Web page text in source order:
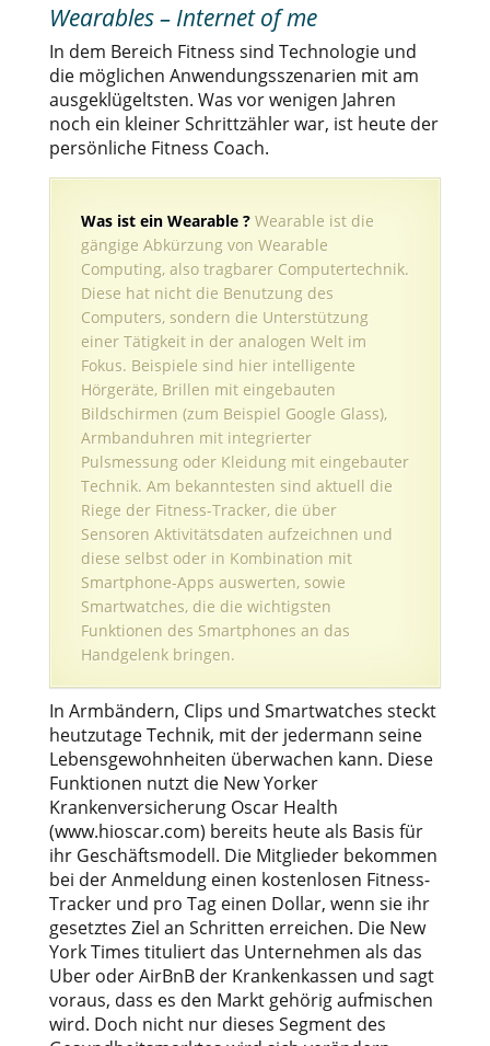
Wearables – Internet of me
In dem Bereich Fitness sind Technologie und
die möglichen Anwendungsszenarien mit am
ausgeklügeltsten. Was vor wenigen Jahren
noch ein kleiner Schrittzähler war, ist heute der
persönliche Fitness Coach.
Was ist ein Wearable ?Wearable ist die
gängige Abkürzung von Wearable
Computing, also tragbarer Computertechnik.
Diese hat nicht die Benutzung des
Computers, sondern die Unterstützung
einer Tätigkeit in der analogen Welt im
Fokus. Beispiele sind hier intelligente
Hörgeräte, Brillen mit eingebauten
Bildschirmen (zum Beispiel Google Glass),
Armbanduhren mit integrierter
Pulsmessung oder Kleidung mit eingebauter
Technik. Am bekanntesten sind aktuell die
Riege der Fitness-Tracker, die über
Sensoren Aktivitätsdaten aufzeichnen und
diese selbst oder in Kombination mit
Smartphone-Apps auswerten, sowie
Smartwatches, die die wichtigsten
Funktionen des Smartphones an das
Handgelenk bringen.
In Armbändern, Clips und Smartwatches steckt
heutzutage Technik, mit der jedermann seine
Lebensgewohnheiten überwachen kann. Diese
Funktionen nutzt die New Yorker
Krankenversicherung Oscar Health
(www.hioscar.com) bereits heute als Basis für
ihr Geschäftsmodell. Die Mitglieder bekommen
bei der Anmeldung einen kostenlosen Fitness-
Tracker und pro Tag einen Dollar, wenn sie ihr
gesetztes Ziel an Schritten erreichen. Die New
York Times tituliert das Unternehmen als das
Uber oder AirBnB der Krankenkassen und sagt
voraus, dass es den Markt gehörig aufmischen
wird. Doch nicht nur dieses Segment des